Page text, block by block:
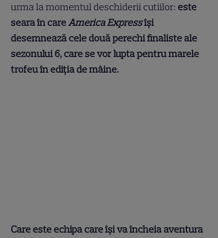
urma la momentul deschiderii cutiilor: este
seara în careAmerica Expressîși
desemnează cele două perechi finaliste ale
sezonului 6, care se vor lupta pentru marele
trofeu în ediția de mâine.
Care este echipa care își va încheia aventura